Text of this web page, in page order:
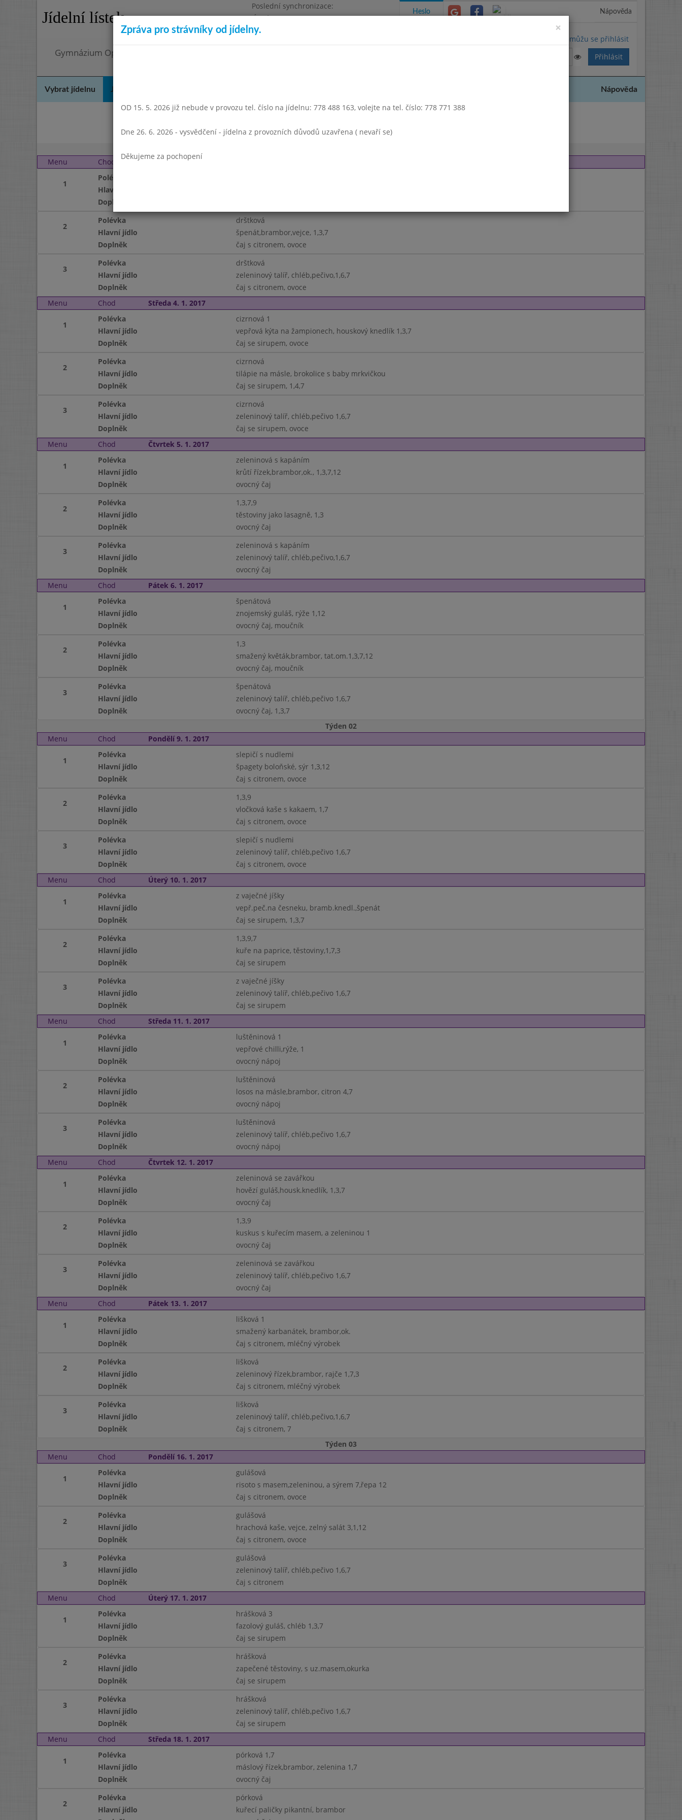
Jídelní lístek
Poslední synchronizace:
Úterý 4.8.2026 12:59
Omezení objednávek
Gymnázium Opatov, Praha 4, Konstantinova 1500
Heslo Nápověda
Nemůžu se přihlásit
Vybrat jídelnu Jídelní lístek Nápověda
Menu
Chod Úterý 3. 1. 2017
1
Polévka
Hlavní jídlo
Doplněk
2
Polévka
drštková
Hlavní jídlo
špenát,brambor,vejce, 1,3,7
Doplněk
čaj s citronem, ovoce
3
Polévka
drštková
Hlavní jídlo
zeleninový talíř, chléb,pečivo,1,6,7
Doplněk
čaj s citronem, ovoce
Menu
Chod Středa 4. 1. 2017
1
Polévka
cizrnová 1
Hlavní jídlo
vepřová kýta na žampionech, houskový knedlík 1,3,7
Doplněk
čaj se sirupem, ovoce
2
Polévka
cizrnová
Hlavní jídlo
tilápie na másle, brokolice s baby mrkvičkou
Doplněk
čaj se sirupem, 1,4,7
3
Polévka
cizrnová
Hlavní jídlo
zeleninový talíř, chléb,pečivo 1,6,7
Doplněk
čaj se sirupem, ovoce
Menu
Chod Čtvrtek 5. 1. 2017
1
Polévka
zeleninová s kapáním
Hlavní jídlo
krůtí řízek,brambor,ok., 1,3,7,12
Doplněk
ovocný čaj
2
Polévka
1,3,7,9
Hlavní jídlo
těstoviny jako lasagně, 1,3
Doplněk
ovocný čaj
3
Polévka
zeleninová s kapáním
Hlavní jídlo
zeleninový talíř, chléb,pečivo,1,6,7
Doplněk
ovocný čaj
Menu
Chod Pátek 6. 1. 2017
1
Polévka
špenátová
Hlavní jídlo
znojemský guláš, rýže 1,12
Doplněk
ovocný čaj, moučník
2
Polévka
1,3
Hlavní jídlo
smažený květák,brambor, tat.om.1,3,7,12
Doplněk
ovocný čaj, moučník
3
Polévka
špenátová
Hlavní jídlo
zeleninový talíř, chléb,pečivo 1,6,7
Doplněk
ovocný čaj, 1,3,7
Týden 02
Menu
Chod Pondělí 9. 1. 2017
1
Polévka
slepičí s nudlemi
Hlavní jídlo
špagety boloňské, sýr 1,3,12
Doplněk
čaj s citronem, ovoce
2
Polévka
1,3,9
Hlavní jídlo
vločková kaše s kakaem, 1,7
Doplněk
čaj s citronem, ovoce
3
Polévka
slepičí s nudlemi
Hlavní jídlo
zeleninový talíř, chléb,pečivo 1,6,7
Doplněk
čaj s citronem, ovoce
Menu
Chod Úterý 10. 1. 2017
1
Polévka
z vaječné jíšky
Hlavní jídlo
vepř.peč.na česneku, bramb.knedl.,špenát
Doplněk
čaj se sirupem, 1,3,7
2
Polévka
1,3,9,7
Hlavní jídlo
kuře na paprice, těstoviny,1,7,3
Doplněk
čaj se sirupem
3
Polévka
z vaječné jíšky
Hlavní jídlo
zeleninový talíř, chléb,pečivo 1,6,7
Doplněk
čaj se sirupem
Menu
Chod Středa 11. 1. 2017
1
Polévka
luštěninová 1
Hlavní jídlo
vepřové chilli,rýže, 1
Doplněk
ovocný nápoj
2
Polévka
luštěninová
Hlavní jídlo
losos na másle,brambor, citron 4,7
Doplněk
ovocný nápoj
3
Polévka
luštěninová
Hlavní jídlo
zeleninový talíř, chléb,pečivo 1,6,7
Doplněk
ovocný nápoj
Menu
Chod Čtvrtek 12. 1. 2017
1
Polévka
zeleninová se zavářkou
Hlavní jídlo
hovězí guláš,housk.knedlík, 1,3,7
Doplněk
ovocný čaj
2
Polévka
1,3,9
Hlavní jídlo
kuskus s kuřecím masem, a zeleninou 1
Doplněk
ovocný čaj
3
Polévka
zeleninová se zavářkou
Hlavní jídlo
zeleninový talíř, chléb,pečivo 1,6,7
Doplněk
ovocný čaj
Menu
Chod Pátek 13. 1. 2017
1
Polévka
lišková 1
Hlavní jídlo
smažený karbanátek, brambor,ok.
Doplněk
čaj s citronem, mléčný výrobek
2
Polévka
lišková
Hlavní jídlo
zeleninový řízek,brambor, rajče 1,7,3
Doplněk
čaj s citronem, mléčný výrobek
3
Polévka
lišková
Hlavní jídlo
zeleninový talíř, chléb,pečivo,1,6,7
Doplněk
čaj s citronem, 7
Týden 03
Menu
Chod Pondělí 16. 1. 2017
1
Polévka
gulášová
Hlavní jídlo
risoto s masem,zeleninou, a sýrem 7,řepa 12
Doplněk
čaj s citronem, ovoce
2
Polévka
gulášová
Hlavní jídlo
hrachová kaše, vejce, zelný salát 3,1,12
Doplněk
čaj s citronem, ovoce
3
Polévka
gulášová
Hlavní jídlo
zeleninový talíř, chléb,pečivo 1,6,7
Doplněk
čaj s citronem
Menu
Chod Úterý 17. 1. 2017
1
Polévka
hrášková 3
Hlavní jídlo
fazolový guláš, chléb 1,3,7
Doplněk
čaj se sirupem
2
Polévka
hrášková
Hlavní jídlo
zapečené těstoviny, s uz.masem,okurka
Doplněk
čaj se sirupem
3
Polévka
hrášková
Hlavní jídlo
zeleninový talíř, chléb,pečivo 1,6,7
Doplněk
čaj se sirupem
Menu
Chod Středa 18. 1. 2017
1
Polévka
pórková 1,7
Hlavní jídlo
máslový řízek,brambor, zelenina 1,7
Doplněk
ovocný čaj
2
Polévka
pórková
Hlavní jídlo
kuřecí paličky pikantní, brambor
×
Zpráva pro strávníky od jídelny.
OD 15. 5. 2026 již nebude v provozu tel. číslo na jídelnu: 778 488 163, volejte na tel. číslo: 778 771 388
Dne 26. 6. 2026 - vysvědčení - jídelna z provozních důvodů uzavřena ( nevaří se)
Děkujeme za pochopení